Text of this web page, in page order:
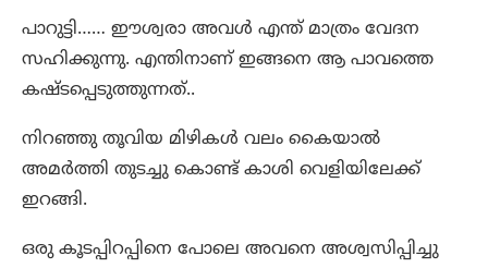
പാറുട്ടി…… ഈശ്വരാ അവൾ എന്ത് മാത്രം വേദന
സഹിക്കുന്നു. എന്തിനാണ് ഇങ്ങനെ ആ പാവത്തെ
കഷ്ടപ്പെടുത്തുന്നത്..
നിറഞ്ഞു തൂവിയ മിഴികൾ വലം കൈയാൽ
അമർത്തി തുടച്ചു കൊണ്ട് കാശി വെളിയിലേക്ക്
ഇറങ്ങി.
ഒരു കൂടപ്പിറപ്പിനെ പോലെ അവനെ അശ്വസിപ്പിച്ചു